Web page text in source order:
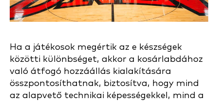
Ha a játékosok megértik az e készségek
közötti különbséget, akkor a kosárlabdához
való átfogó hozzáállás kialakítására
összpontosíthatnak, biztosítva, hogy mind
az alapvető technikai képességekkel, mind a